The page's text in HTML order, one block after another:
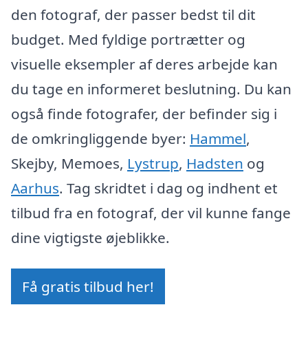
den fotograf, der passer bedst til dit
budget. Med fyldige portrætter og
visuelle eksempler af deres arbejde kan
du tage en informeret beslutning. Du kan
også finde fotografer, der befinder sig i
de omkringliggende byer: Hammel,
Skejby, Memoes, Lystrup, Hadsten og
Aarhus. Tag skridtet i dag og indhent et
tilbud fra en fotograf, der vil kunne fange
dine vigtigste øjeblikke.
Få gratis tilbud her!